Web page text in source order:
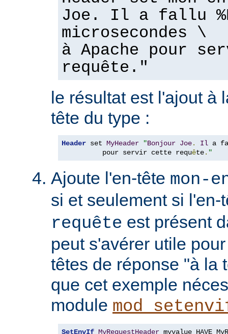
Joe. Il a fallu
microsecondes \
à Apache pour
requête."
le résultat est l'ajout à
tête du type :
Header set MyHeader "Bonjour Joe. Il a
          pour servir cette requ
ête. "
Ajoute l'en-tête mon-
si et seulement si
requête est présent
peut s'avérer utile
têtes de réponse "à la
que cet exemple
module
SetEnvIf MyRequestHeader